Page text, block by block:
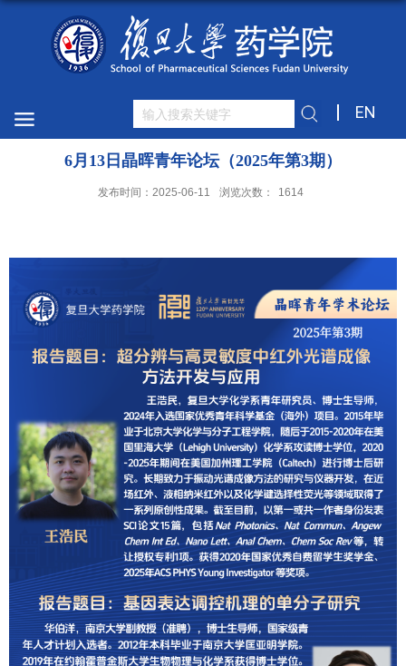
EN
6月13日晶晖青年论坛（2025年第3期）
发布时间：2025-06-11 浏览次数： 1614